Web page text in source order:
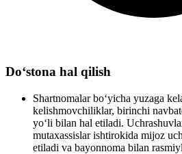
Do‘stona hal qilish
Shartnomalar bo‘yicha yuzaga
kelishmovchiliklar, birinchi
yo‘li bilan hal etiladi.
mutaxassislar ishtirokida mijoz
etiladi va bayonnoma bilan